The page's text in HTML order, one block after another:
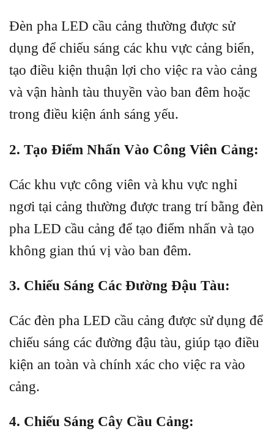
Đèn pha LED cầu cảng thường được sử
dụng để chiếu sáng các khu vực cảng biển,
tạo điều kiện thuận lợi cho việc ra vào cảng
và vận hành tàu thuyền vào ban đêm hoặc
trong điều kiện ánh sáng yếu.
2. Tạo Điểm Nhấn Vào Công Viên Cảng:
Các khu vực công viên và khu vực nghỉ
ngơi tại cảng thường được trang trí bằng đèn
pha LED cầu cảng để tạo điểm nhấn và tạo
không gian thú vị vào ban đêm.
3. Chiếu Sáng Các Đường Đậu Tàu:
Các đèn pha LED cầu cảng được sử dụng để
chiếu sáng các đường đậu tàu, giúp tạo điều
kiện an toàn và chính xác cho việc ra vào
cảng.
4. Chiếu Sáng Cây Cầu Cảng: